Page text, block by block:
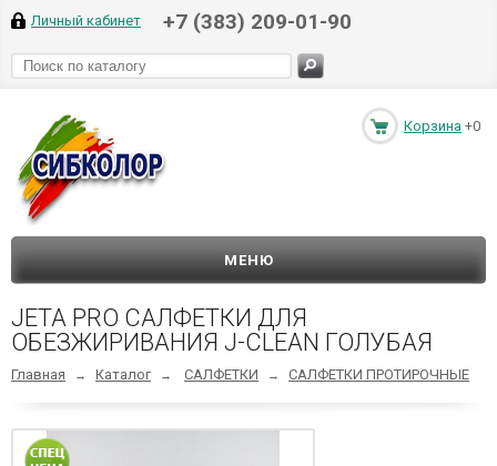
Личный кабинет +7 (383) 209-01-90
Корзина +0
МЕНЮ
JETA PRO САЛФЕТКИ ДЛЯ
ОБЕЗЖИРИВАНИЯ J-CLEAN ГОЛУБАЯ
Главная → Каталог → САЛФЕТКИ → САЛФЕТКИ ПРОТИРОЧНЫЕ